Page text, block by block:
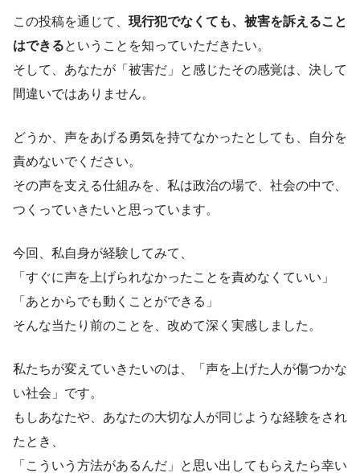
この投稿を通じて、 現行犯でなくても、被害を訴えること
はできるということを知っていただきたい。
そして、あなたが「被害だ」と感じたその感覚は、決して
間違いではありません。
どうか、声をあげる勇気を持てなかったとしても、自分を
責めないでください。
その声を支える仕組みを、私は政治の場で、社会の中で、
つくっていきたいと思っています。
今回、私自身が経験してみて、
「すぐに声を上げられなかったことを責めなくていい」
「あとからでも動くことができる」
そんな当たり前のことを、改めて深く実感しました。
私たちが変えていきたいのは、「声を上げた人が傷つかな
い社会」です。
もしあなたや、あなたの大切な人が同じような経験をされ
たとき、
「こういう方法があるんだ」と思い出してもらえたら幸い